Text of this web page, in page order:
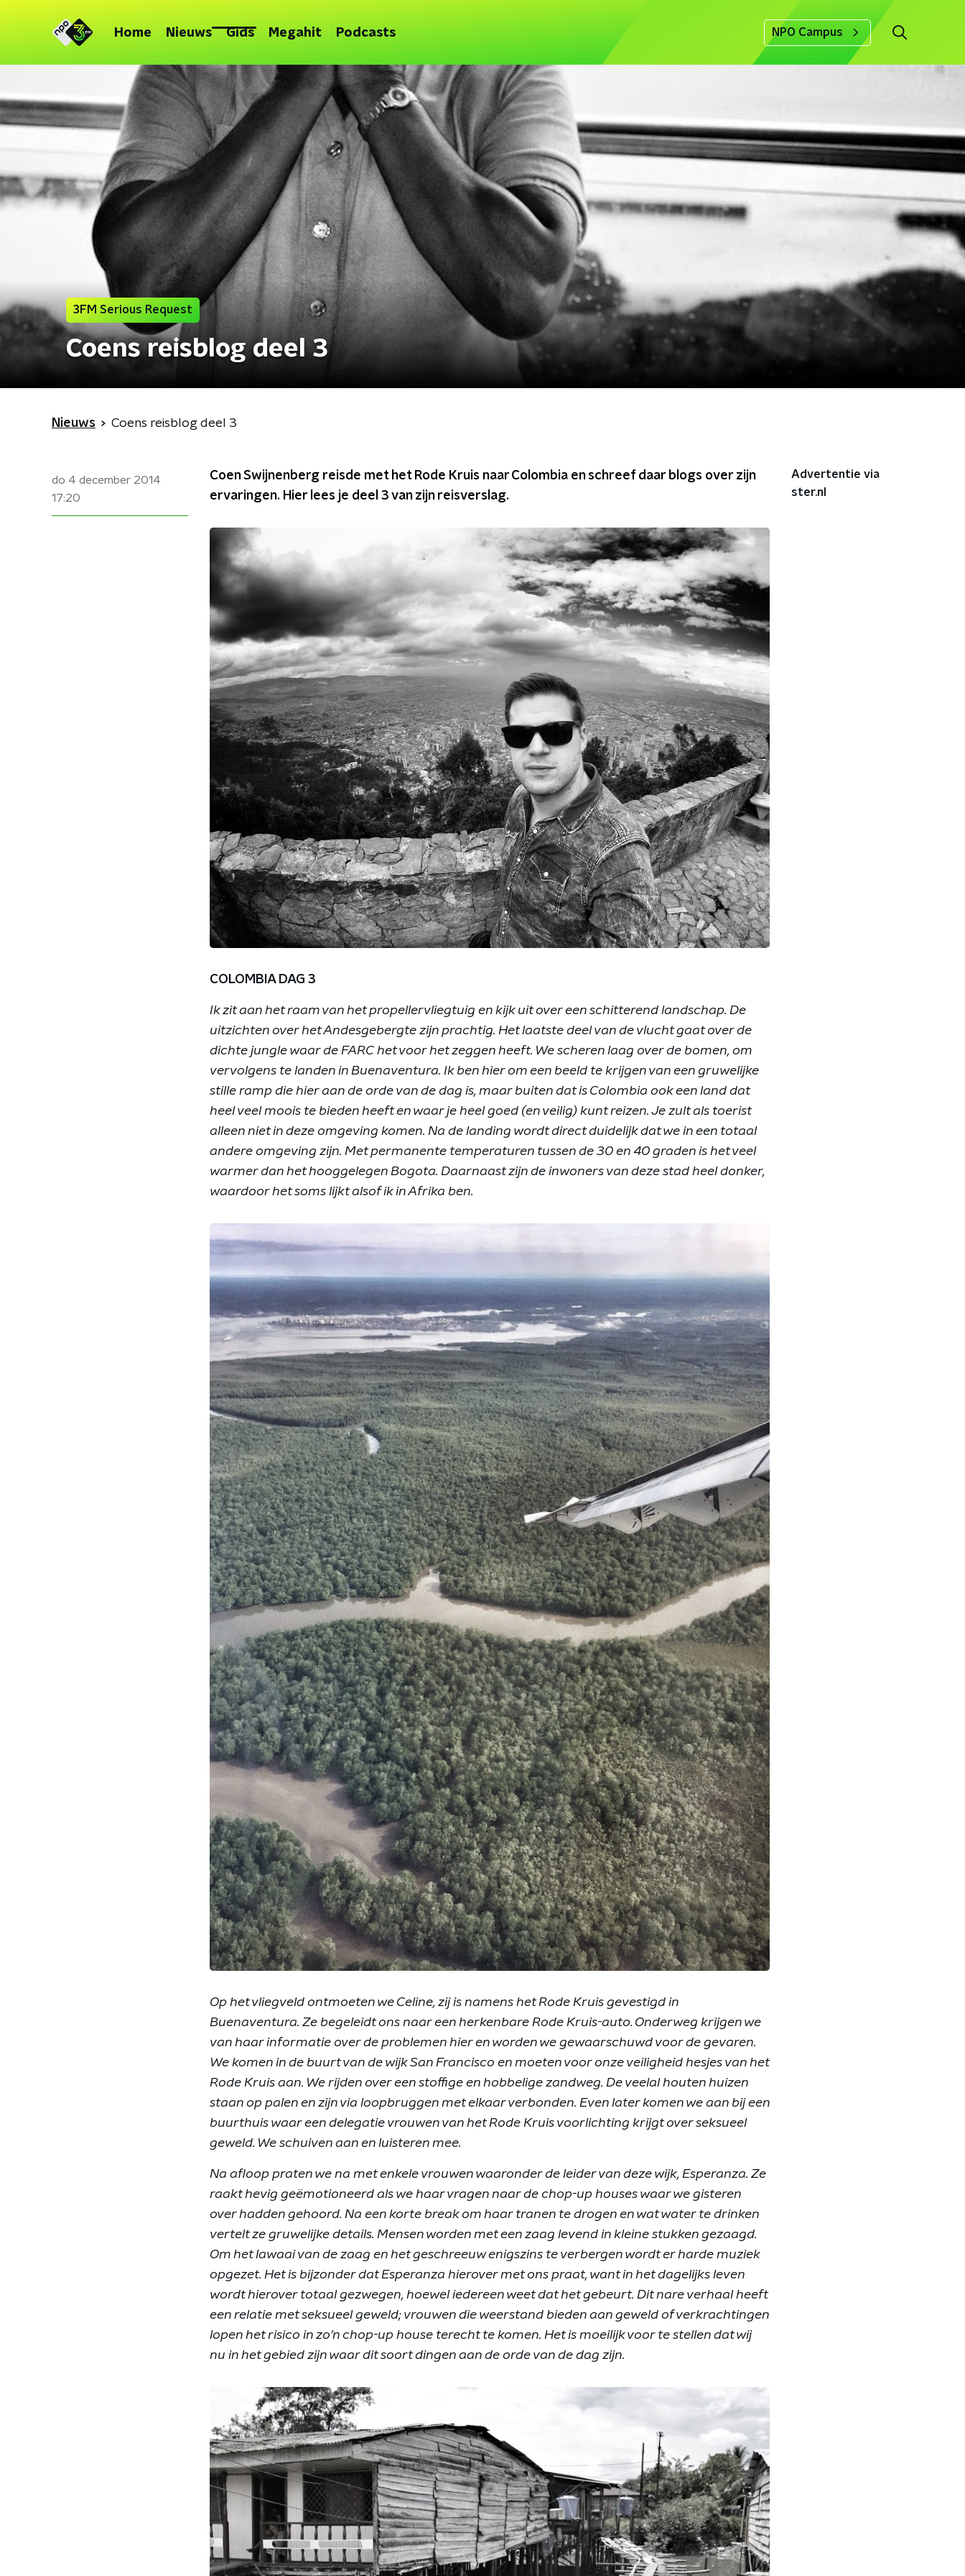
Home Nieuws Gids Megahit Podcasts NPO Campus
3FM Serious Request
Coens reisblog deel 3
Nieuws Coens reisblog deel 3
do 4 december 2014
17:20
Coen Swijnenberg reisde met het Rode Kruis naar Colombia en schreef daar blogs over zijn
ervaringen. Hier lees je deel 3 van zijn reisverslag.
COLOMBIA DAG 3
Ik zit aan het raam van het propellervliegtuig en kijk uit over een schitterend landschap. De
uitzichten over het Andesgebergte zijn prachtig. Het laatste deel van de vlucht gaat over de
dichte jungle waar de FARC het voor het zeggen heeft. We scheren laag over de bomen, om
vervolgens te landen in Buenaventura. Ik ben hier om een beeld te krijgen van een gruwelijke
stille ramp die hier aan de orde van de dag is, maar buiten dat is Colombia ook een land dat
heel veel moois te bieden heeft en waar je heel goed (en veilig) kunt reizen. Je zult als toerist
alleen niet in deze omgeving komen. Na de landing wordt direct duidelijk dat we in een totaal
andere omgeving zijn. Met permanente temperaturen tussen de 30 en 40 graden is het veel
warmer dan het hooggelegen Bogota. Daarnaast zijn de inwoners van deze stad heel donker,
waardoor het soms lijkt alsof ik in Afrika ben.
Op het vliegveld ontmoeten we Celine, zij is namens het Rode Kruis gevestigd in
Buenaventura. Ze begeleidt ons naar een herkenbare Rode Kruis-auto. Onderweg krijgen we
van haar informatie over de problemen hier en worden we gewaarschuwd voor de gevaren.
We komen in de buurt van de wijk San Francisco en moeten voor onze veiligheid hesjes van het
Rode Kruis aan. We rijden over een stoffige en hobbelige zandweg. De veelal houten huizen
staan op palen en zijn via loopbruggen met elkaar verbonden. Even later komen we aan bij een
buurthuis waar een delegatie vrouwen van het Rode Kruis voorlichting krijgt over seksueel
geweld. We schuiven aan en luisteren mee.
Na afloop praten we na met enkele vrouwen waaronder de leider van deze wijk, Esperanza. Ze
raakt hevig geëmotioneerd als we haar vragen naar de chop-up houses waar we gisteren
over hadden gehoord. Na een korte break om haar tranen te drogen en wat water te drinken
vertelt ze gruwelijke details. Mensen worden met een zaag levend in kleine stukken gezaagd.
Om het lawaai van de zaag en het geschreeuw enigszins te verbergen wordt er harde muziek
opgezet. Het is bijzonder dat Esperanza hierover met ons praat, want in het dagelijks leven
wordt hierover totaal gezwegen, hoewel iedereen weet dat het gebeurt. Dit nare verhaal heeft
een relatie met seksueel geweld; vrouwen die weerstand bieden aan geweld of verkrachtingen
lopen het risico in zo’n chop-up house terecht te komen. Het is moeilijk voor te stellen dat wij
nu in het gebied zijn waar dit soort dingen aan de orde van de dag zijn.
Advertentie via
ster.nl